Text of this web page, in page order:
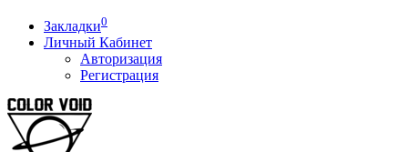
Закладки0
Личный Кабинет
Авторизация
Регистрация